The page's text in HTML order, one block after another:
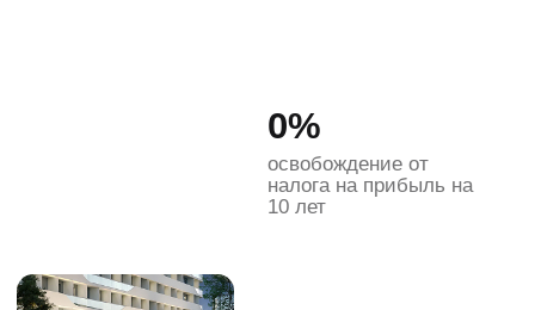
БИЗНЕС 12 МЕСЯЦЕВ
ПРОСТОЙ ОБЪЕКТА ЗИМОЙ